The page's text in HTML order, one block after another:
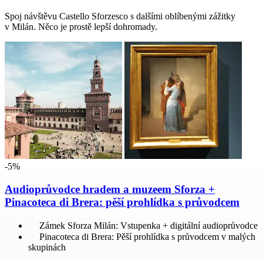
Spoj návštěvu Castello Sforzesco s dalšími oblíbenými zážitky
v Milán. Něco je prostě lepší dohromady.
-5%
Audioprůvodce hradem a muzeem Sforza +
Pinacoteca di Brera: pěší prohlídka s průvodcem
Zámek Sforza Milán: Vstupenka + digitální audioprůvodce
Pinacoteca di Brera: Pěší prohlídka s průvodcem v malých
skupinách